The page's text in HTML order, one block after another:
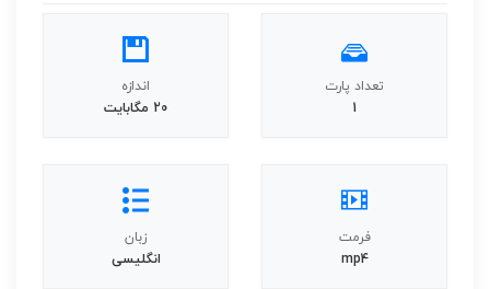
تعداد پارت
1
اندازه
20 مگابایت
فرمت
mp4
زبان
انگلیسی